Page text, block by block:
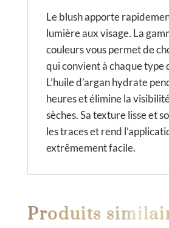
Le blush apporte
lumière aux visage. La
couleurs vous permet de
qui convient à chaque type
L’huile d’argan hydrate
heures et élimine la
sèches. Sa texture lisse et
les traces et rend
extrêmement facile.
Produits